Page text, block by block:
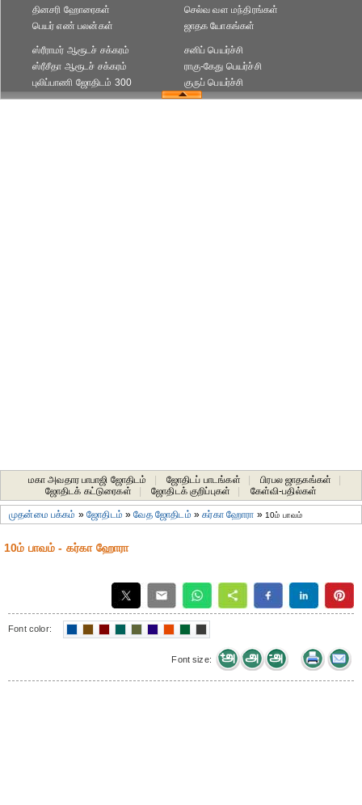
தினசரி ஹோரைகள்
பெயர் எண் பலன்கள்
செல்வ வள மந்திரங்கள்
ஜாதக யோகங்கள்
ஸ்ரீராமர் ஆரூடச் சக்கரம்
ஸ்ரீசீதா ஆரூடச் சக்கரம்
புலிப்பாணி ஜோதிடம் 300
சனிப் பெயர்ச்சி
ராகு-கேது பெயர்ச்சி
குருப் பெயர்ச்சி
மகா அவதார பாபாஜி ஜோதிடம் ஜோதிடப் பாடங்கள் பிரபல ஜாதகங்கள்
ஜோதிடக் கட்டுரைகள்
ஜோதிடக் குறிப்புகள் கேள்வி-பதில்கள்
முதன்மை பக்கம் »ஜோதிடம் »வேத ஜோதிடம் »கர்கா ஹோரா » 10ம் பாவம்
10ம் பாவம் - கர்கா ஹோரா
Font color:
Font size: